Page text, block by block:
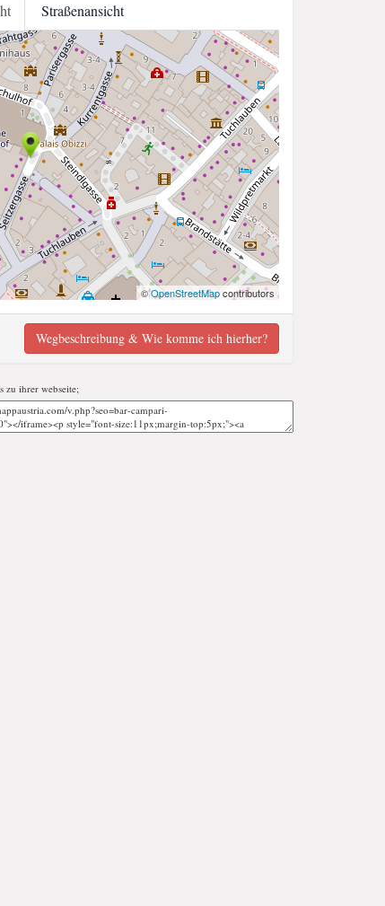
Straßenansicht
©OpenStreetMapcontributors
Wegbeschreibung & Wie komme ich hierher?
zu ihrer webseite;